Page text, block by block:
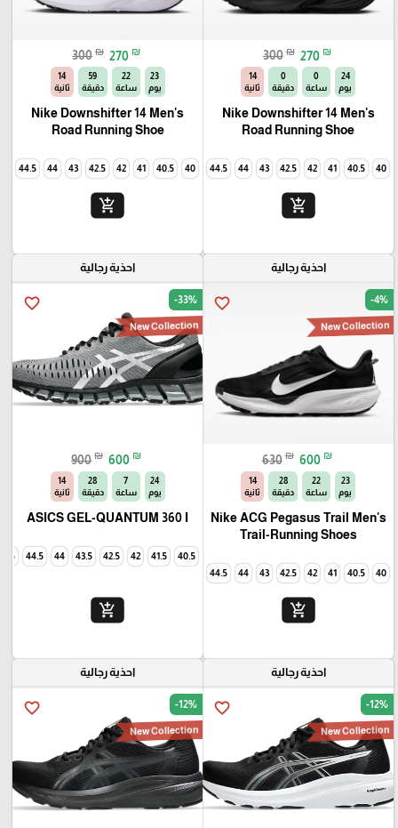
300 ₪ 270 ₪
24
يوم
0
ساعة
0
دقيقة
13
ثانية
Nike Downshifter 14 Men's
Road Running Shoe
40
40.5
41
42
42.5
43
44
44.5
45
add_shopping_cart
300 ₪ 270 ₪
23
يوم
22
ساعة
59
دقيقة
13
ثانية
Nike Downshifter 14 Men's
Road Running Shoe
40
40.5
41
42
42.5
43
44
44.5
add_shopping_cart
احذية رجالية
favorite_border -4%
New Collection
630 ₪ 600 ₪
23
يوم
22
ساعة
28
دقيقة
13
ثانية
Nike ACG Pegasus Trail Men's
Trail-Running Shoes
40
40.5
41
42
42.5
43
44
44.5
add_shopping_cart
احذية رجالية
favorite_border -33%
New Collection
900 ₪ 600 ₪
24
يوم
7
ساعة
28
دقيقة
13
ثانية
ASICS GEL-QUANTUM 360 I
40.5
41.5
42
42.5
43.5
44
44.5
45
add_shopping_cart
احذية رجالية
favorite_border -12%
New Collection
احذية رجالية
favorite_border -12%
New Collection